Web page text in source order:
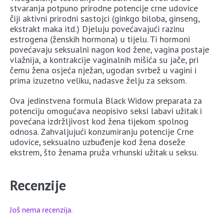
stvaranja potpuno prirodne potencije crne udovice
čiji aktivni prirodni sastojci (ginkgo biloba, ginseng,
ekstrakt maka itd.) Djeluju povećavajući razinu
estrogena (ženskih hormona) u tijelu. Ti hormoni
povećavaju seksualni nagon kod žene, vagina postaje
vlažnija, a kontrakcije vaginalnih mišića su jače, pri
čemu žena osjeća nježan, ugodan svrbež u vagini i
prima izuzetno veliku, nadasve želju za seksom.
Ova jedinstvena formula Black Widow preparata za
potenciju omogućava neopisivo seksi labavi užitak i
povećana izdržljivost kod žena tijekom spolnog
odnosa. Zahvaljujući konzumiranju potencije Crne
udovice, seksualno uzbuđenje kod žena doseže
ekstrem, što ženama pruža vrhunski užitak u seksu.
Recenzije
Još nema recenzija.